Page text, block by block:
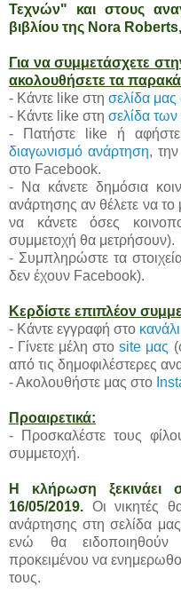
Τεχνών" και στους
βιβλίου της Nora
Για να συμμετάσχετε
ακολουθήσετε τα
- Κάντε like στη σελίδα
- Κάντε like στη σελίδα
- Πατήστε like ή
διαγωνισμό ανάρτηση,
στο Facebook.
- Να κάνετε δημόσια
ανάρτησης αν θέλετε να το
να κάνετε όσες
συμμετοχή θα μετρήσουν).
- Συμπληρώστε τα
δεν έχουν Facebook).
Κερδίστε επιπλέον
- Κάντε εγγραφή στο
- Γίνετε μέλη στοsite μας
από τις δημοφιλέστερες
- Ακολουθήστε μας στο
Προαιρετικά:
- Προσκαλέστε τους
συμμετοχή.
Η κλήρωση ξεκινάει
16/05/2019. Οι νικητές
ανάρτησης στη σελίδα
ενώ θα
προκειμένου να
τους.